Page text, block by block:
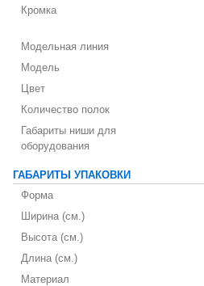
Кромка
Модельная линия
Модель
Цвет
Количество полок
Габариты ниши для
оборудования
ГАБАРИТЫ УПАКОВКИ
Форма
Ширина (см.)
Высота (см.)
Длина (см.)
Материал